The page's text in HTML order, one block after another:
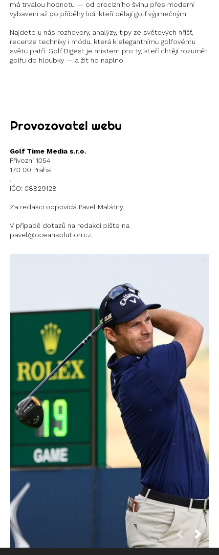
má trvalou hodnotu — od precizního švihu přes moderní
vybavení až po příběhy lidí, kteří dělají golf výjimečným.
Najdete u nás rozhovory, analýzy, tipy ze světových hřišť,
recenze techniky i módu, která k elegantnímu golfovému
světu patří. Golf Digest je místem pro ty, kteří chtějí rozumět
golfu do hloubky — a žít ho naplno.
Provozovatel webu
Golf Time Media s.r.o.
Přívozní 1054
170 00 Praha
.
IČO: 08829128
Za redakci odpovídá Pavel Malátný.
V případě dotazů na redakci pište na
pavel@oceansolution.cz.